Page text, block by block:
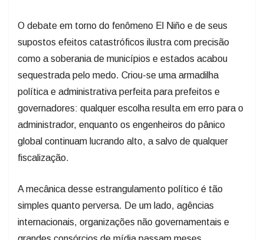
O debate em torno do fenômeno El Niño e de seus
supostos efeitos catastróficos ilustra com precisão
como a soberania de municípios e estados acabou
sequestrada pelo medo. Criou-se uma armadilha
política e administrativa perfeita para prefeitos e
governadores: qualquer escolha resulta em erro para o
administrador, enquanto os engenheiros do pânico
global continuam lucrando alto, a salvo de qualquer
fiscalização.
A mecânica desse estrangulamento político é tão
simples quanto perversa. De um lado, agências
internacionais, organizações não governamentais e